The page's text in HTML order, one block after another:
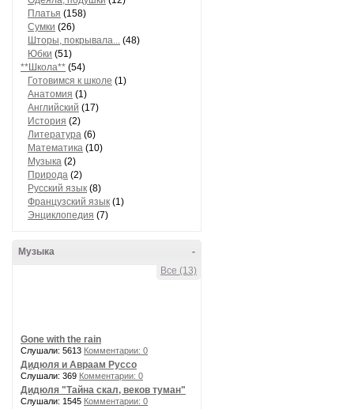
Платья (158)
Сумки (26)
Шторы, покрывала... (48)
Юбки (51)
**Школа** (54)
Готовимся к школе (1)
Анатомия (1)
Английский (17)
История (2)
Литература (6)
Математика (10)
Музыка (2)
Природа (2)
Русский язык (8)
Французский язык (1)
Энциклопедия (7)
-
Музыка
Все (13)
Gone with the rain
Слушали: 5613 Комментарии: 0
Дидюля и Авраам Руссо
Слушали: 369 Комментарии: 0
Дидюля "Тайна скал, веков туман"
Слушали: 1545 Комментарии: 0